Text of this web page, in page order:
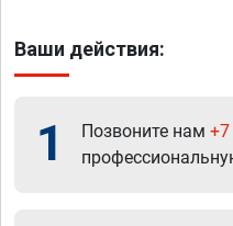
Ваши действия:
1 Позвоните нам